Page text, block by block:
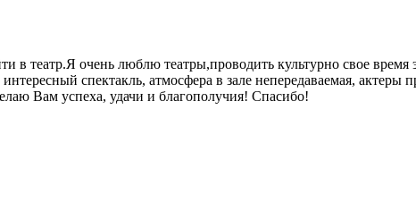
в театр.Я очень люблю театры,проводить культурно свое
спектакль, атмосфера в зале непередаваемая, актеры
Вам успеха, удачи и благополучия! Спасибо!